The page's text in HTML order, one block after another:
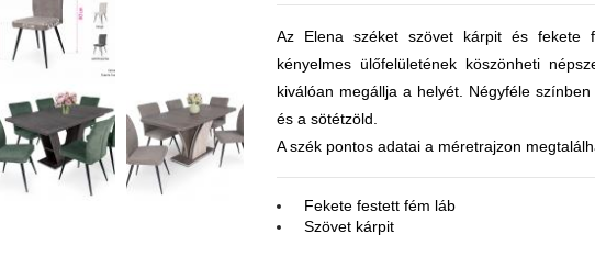
Az Elena széket szövet kárpit és fekete
kényelmes ülőfelületének köszönheti
kiválóan megállja a helyét. Négyféle
és a sötétzöld.
A szék pontos adatai a méretrajzon
Fekete festett fém láb
Szövet kárpit